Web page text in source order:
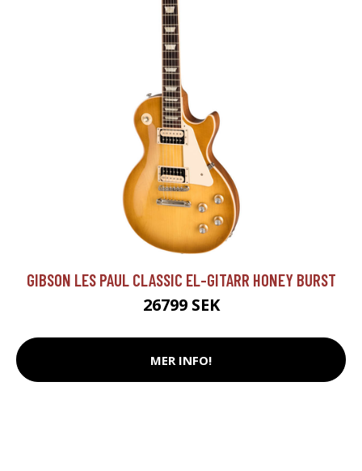
GIBSON LES PAUL CLASSIC EL-GITARR HONEY BURST
26799 SEK
MER INFO!